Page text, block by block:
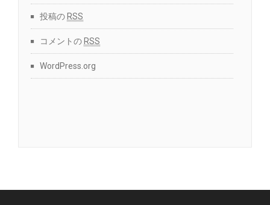
投稿の RSS
コメントの RSS
WordPress.org